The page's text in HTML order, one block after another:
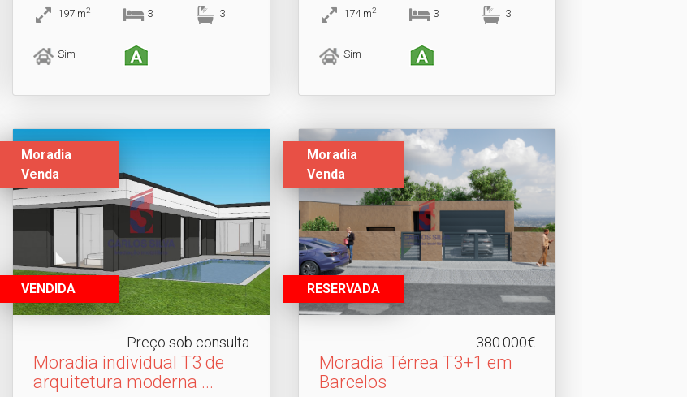
197 m2 3 3
Sim
174 m2 3 3
Sim
Moradia
Venda
VENDIDA
Preço sob consulta
Moradia individual T3 de
arquitetura moderna .​..
Moradia
Venda
RESERVADA
380.000€
Moradia Térrea T3+1 em
Barcelos